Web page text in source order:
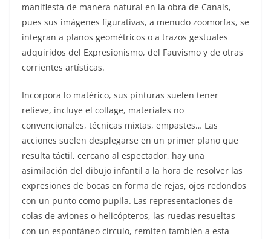
manifiesta de manera natural en la obra de Canals,
pues sus imágenes figurativas, a menudo zoomorfas, se
integran a planos geométricos o a trazos gestuales
adquiridos del Expresionismo, del Fauvismo y de otras
corrientes artísticas.
Incorpora lo matérico, sus pinturas suelen tener
relieve, incluye el collage, materiales no
convencionales, técnicas mixtas, empastes… Las
acciones suelen desplegarse en un primer plano que
resulta táctil, cercano al espectador, hay una
asimilación del dibujo infantil a la hora de resolver las
expresiones de bocas en forma de rejas, ojos redondos
con un punto como pupila. Las representaciones de
colas de aviones o helicópteros, las ruedas resueltas
con un espontáneo círculo, remiten también a esta